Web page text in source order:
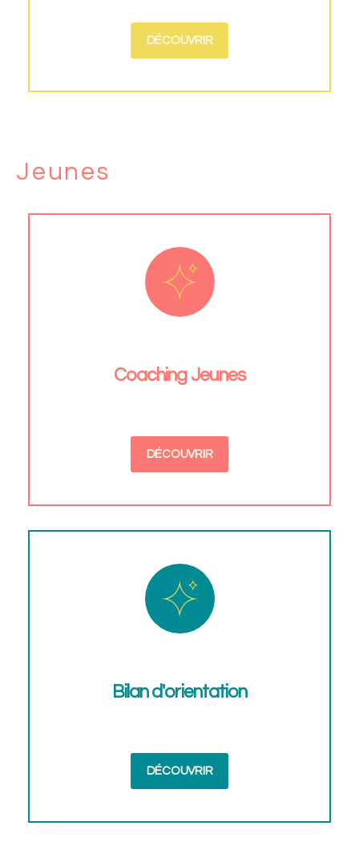
DÉCOUVRIR
Jeunes
Coaching Jeunes
DÉCOUVRIR
Bilan d'orientation
DÉCOUVRIR